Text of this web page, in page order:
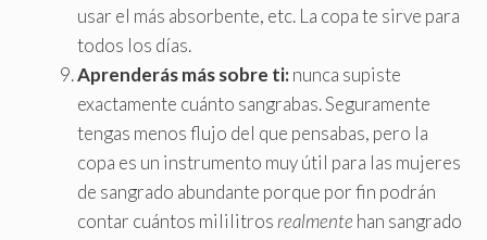
usar el más absorbente, etc. La copa te sirve para
todos los días.
Aprenderás más sobre ti:nunca supiste
exactamente cuánto sangrabas. Seguramente
tengas menos flujo del que pensabas, pero la
copa es un instrumento muy útil para las mujeres
de sangrado abundante porque por fin podrán
contar cuántos mililitrosrealmente han sangrado